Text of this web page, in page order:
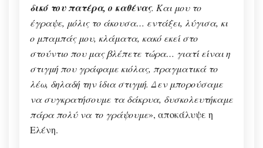
δικό του πατέρα, ο καθένας. Και μου το
έγραψε, μόλις το άκουσα… εντάξει, λύγισα, κι
ο μπαμπάς μου, κλάματα, κακό εκεί στο
στούντιο που μας βλέπετε τώρα… γιατί είναι η
στιγμή που γράφαμε κιόλας, πραγματικά το
λέω, δηλαδή την ίδια στιγμή. Δεν μπορούσαμε
να συγκρατήσουμε τα δάκρυα, δυσκολευτήκαμε
πάρα πολύ να το γράψουμε», αποκάλυψε η
Ελένη.